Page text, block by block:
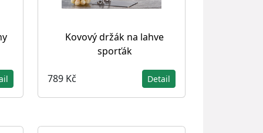
Kovový držák na lahve
sporťák
789 Kč Detail